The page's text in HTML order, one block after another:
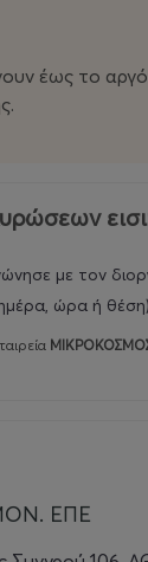
έως το
με τον
ώρα ή
ΕΠΕ